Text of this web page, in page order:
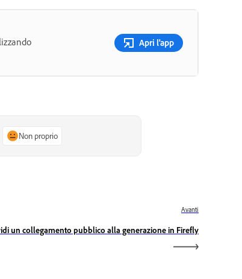
Apri l'app
Non proprio
Avanti
un collegamento pubblico alla generazione in Firefly